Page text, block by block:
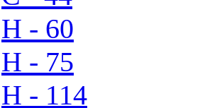
H - 60
H - 75
H - 114